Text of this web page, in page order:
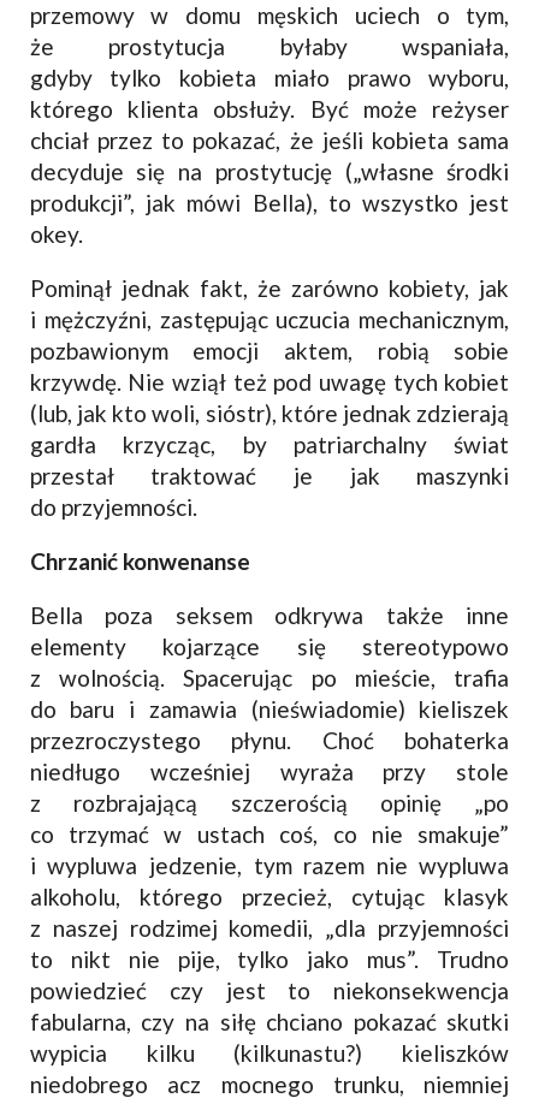
przemowy w domu męskich uciech o tym,
że prostytucja byłaby wspaniała,
gdyby tylko kobieta miało prawo wyboru,
którego klienta obsłuży. Być może reżyser
chciał przez to pokazać, że jeśli kobieta sama
decyduje się na prostytucję („własne środki
produkcji”, jak mówi Bella), to wszystko jest
okey.
Pominął jednak fakt, że zarówno kobiety, jak
i mężczyźni, zastępując uczucia mechanicznym,
pozbawionym emocji aktem, robią sobie
krzywdę. Nie wziął też pod uwagę tych kobiet
(lub, jak kto woli, sióstr), które jednak zdzierają
gardła krzycząc, by patriarchalny świat
przestał traktować je jak maszynki
do przyjemności.
Chrzanić konwenanse
Bella poza seksem odkrywa także inne
elementy kojarzące się stereotypowo
z wolnością. Spacerując po mieście, trafia
do baru i zamawia (nieświadomie) kieliszek
przezroczystego płynu. Choć bohaterka
niedługo wcześniej wyraża przy stole
z rozbrajającą szczerością opinię „po
co trzymać w ustach coś, co nie smakuje”
i wypluwa jedzenie, tym razem nie wypluwa
alkoholu, którego przecież, cytując klasyk
z naszej rodzimej komedii, „dla przyjemności
to nikt nie pije, tylko jako mus”. Trudno
powiedzieć czy jest to niekonsekwencja
fabularna, czy na siłę chciano pokazać skutki
wypicia kilku (kilkunastu?) kieliszków
niedobrego acz mocnego trunku, niemniej